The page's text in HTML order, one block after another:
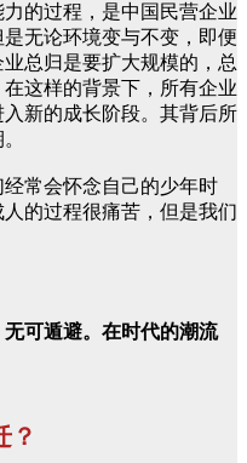
的过程，是中国民营企业
无论环境变与不变，即便
总归是要扩大规模的，总
这样的背景下，所有企业
新的成长阶段。其背后所
。
常会怀念自己的少年时
的过程很痛苦，但是我们
可遁避。在时代的潮流
？